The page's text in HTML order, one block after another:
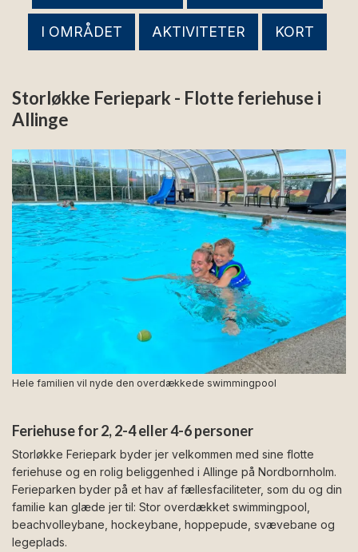
I OMRÅDET AKTIVITETER KORT
Storløkke Feriepark - Flotte feriehuse i
Allinge
Hele familien vil nyde den overdækkede swimmingpool
Feriehuse for 2, 2-4 eller 4-6 personer
Storløkke Feriepark byder jer velkommen med sine flotte
feriehuse og en rolig beliggenhed i Allinge på Nordbornholm.
Ferieparken byder på et hav af fællesfaciliteter, som du og din
familie kan glæde jer til: Stor overdækket swimmingpool,
beachvolleybane, hockeybane, hoppepude, svævebane og
legeplads.